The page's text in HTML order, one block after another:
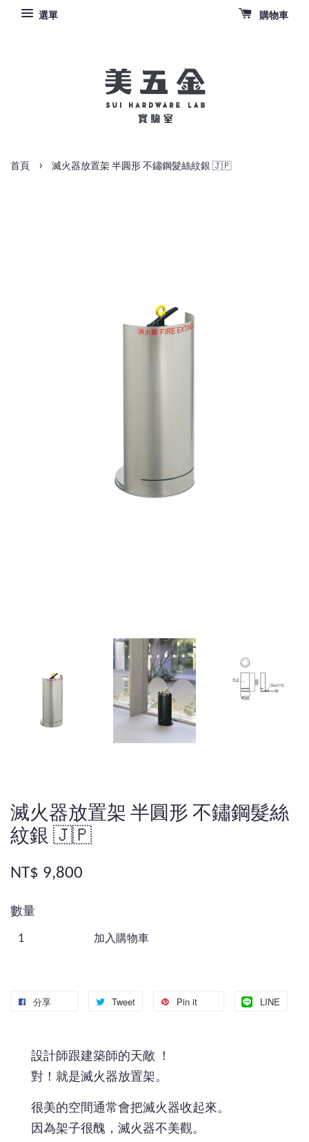
選單 購物車
首頁 › 滅火器放置架 半圓形 不鏽鋼髮絲紋銀 🇯🇵
滅火器放置架 半圓形 不鏽鋼髮絲
紋銀 🇯🇵
NT$ 9,800
數量
加入購物車
分享 Tweet Pin it LINE
設計師跟建築師的天敵 ！
對！就是滅火器放置架。
很美的空間通常會把滅火器收起來。
因為架子很醜，滅火器不美觀。